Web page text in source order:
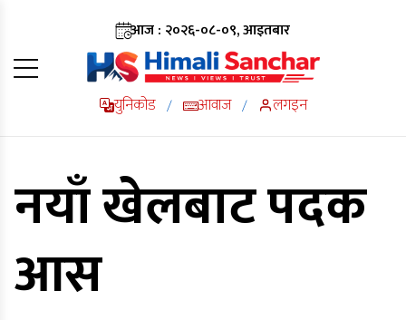
आज : २०२६-०८-०९, आइतबार
युनिकोड / आवाज / लगइन
नयाँ खेलबाट पदक
आस